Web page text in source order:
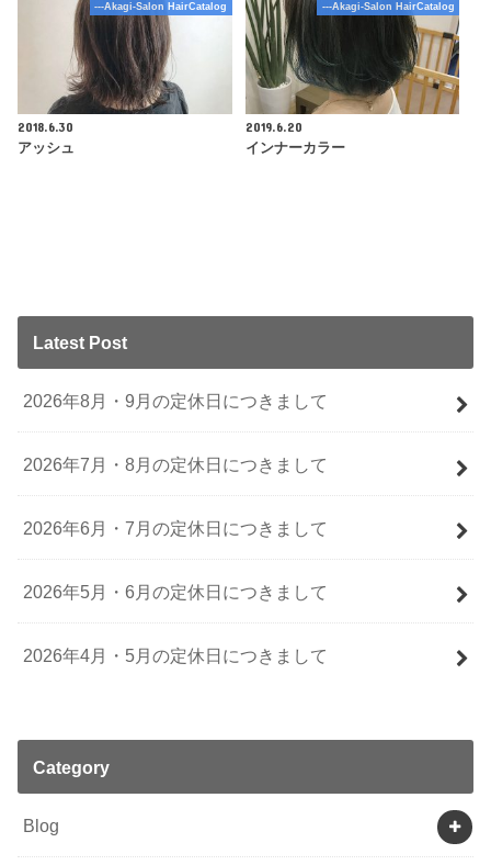
---Akagi-Salon HairCatalog
2018.6.30
アッシュ
---Akagi-Salon HairCatalog
2019.6.20
インナーカラー
Latest Post
2026年8月・9月の定休日につきまして
2026年7月・8月の定休日につきまして
2026年6月・7月の定休日につきまして
2026年5月・6月の定休日につきまして
2026年4月・5月の定休日につきまして
Category
Blog